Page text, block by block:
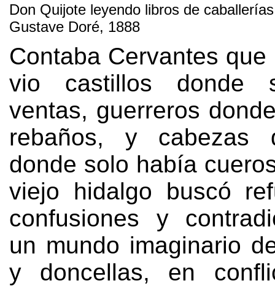
Don Quijote leyendo libros de caballerías
Gustave Doré, 1888
Contaba Cervantes
vio castillos donde
ventas, guerreros
rebaños, y cabezas
donde solo había
viejo hidalgo buscó
confusiones y
un mundo imaginario
y doncellas, en